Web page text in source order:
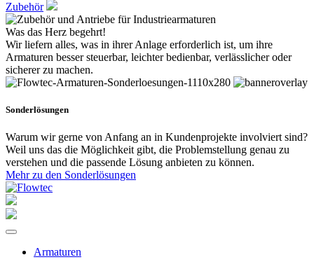
Zubehör
Was das Herz begehrt!
Wir liefern alles, was in ihrer Anlage erforderlich ist, um ihre
Armaturen besser steuerbar, leichter bedienbar, verlässlicher oder
sicherer zu machen.
Sonderlösungen
Warum wir gerne von Anfang an in Kundenprojekte involviert sind?
Weil uns das die Möglichkeit gibt, die Problemstellung genau zu
verstehen und die passende Lösung anbieten zu können.
Mehr zu den Sonderlösungen
Armaturen